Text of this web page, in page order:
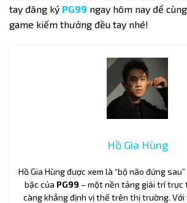
tay đăng ký PG99 ngay hôm nay để
game kiếm thưởng đều tay nhé!
Hồ Gia Hùng
Hồ Gia Hùng được xem là “bộ não đứng
bậc của PG99 – một nền tảng giải trí trực
càng khẳng định vị thế trên thị trường.